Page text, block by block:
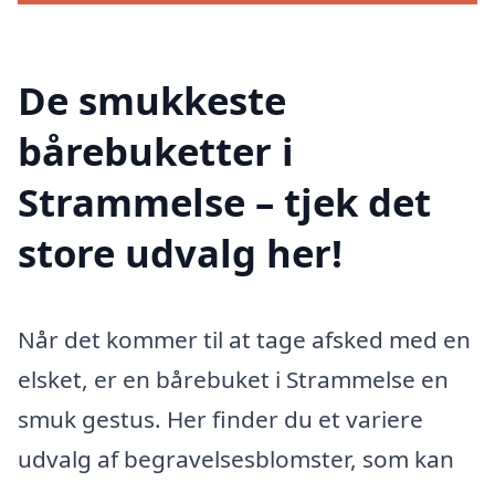
De smukkeste
bårebuketter i
Strammelse – tjek det
store udvalg her!
Når det kommer til at tage afsked med en
elsket, er en bårebuket i Strammelse en
smuk gestus. Her finder du et variere
udvalg af begravelsesblomster, som kan